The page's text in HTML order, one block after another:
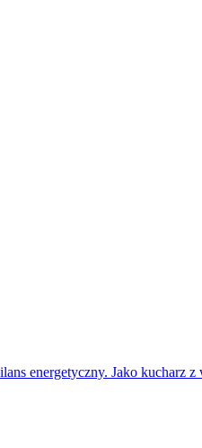
energetyczny. Jako kucharz